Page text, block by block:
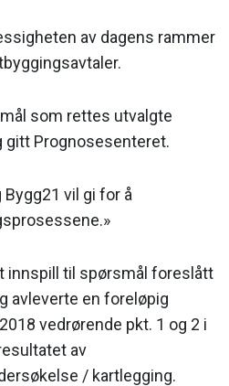
av dagens rammer
som rettes utvalgte
gitt Prognosesenteret.
vil gi for å
innspill til spørsmål foreslått
avleverte en foreløpig
vedrørende pkt. 1 og 2 i
av
/ kartlegging.